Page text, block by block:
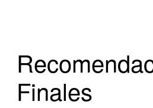
Finales